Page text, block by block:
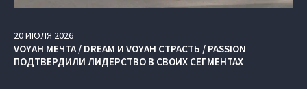
20ИЮЛЯ 2026
VOYAH МЕЧТА / DREAM И VOYAH СТРАСТЬ / PASSION
ПОДТВЕРДИЛИ ЛИДЕРСТВО В СВОИХ СЕГМЕНТАХ